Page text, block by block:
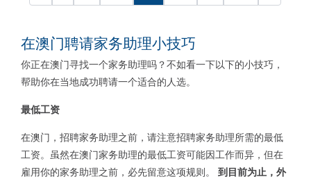
在澳门聘请家务助理小技巧
你正在澳门寻找一个家务助理吗？不如看一下以下的小技巧，
帮助你在当地成功聘请一个适合的人选。
最低工资
在澳门，招聘家务助理之前，请注意招聘家务助理所需的最低
工资。虽然在澳门家务助理的最低工资可能因工作而异，但在
雇用你的家务助理之前，必先留意这项规则。 到 目前为止，外